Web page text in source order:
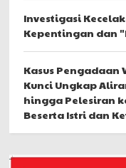
Investigasi
Kepentingan dan
Kasus Pengadaan
Kunci Ungkap
hingga Pelesiran
Beserta Istri dan